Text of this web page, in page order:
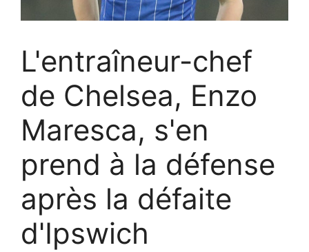
L'entraîneur-chef
de Chelsea, Enzo
Maresca, s'en
prend à la défense
après la défaite
d'Ipswich